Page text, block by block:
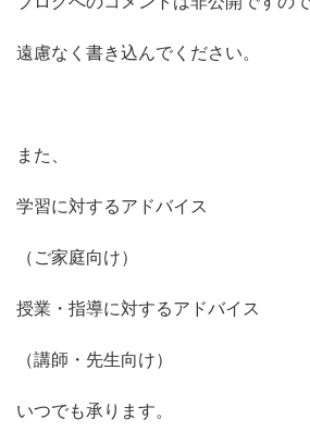
遠慮なく書き込んでください。
また、
学習に対するアドバイス
（ご家庭向け）
授業・指導に対するアドバイス
（講師・先生向け）
いつでも承ります。